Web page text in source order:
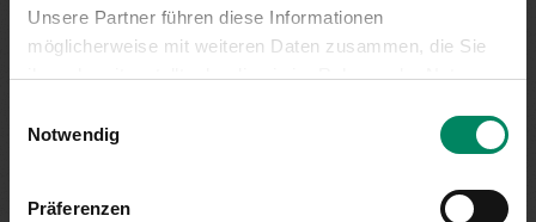
Unsere Partner führen diese Informationen
möglicherweise mit weiteren Daten zusammen, die Sie
ihnen bereitgestellt oder die sie im Rahmen der Nutzung
Notwendig
Präferenzen